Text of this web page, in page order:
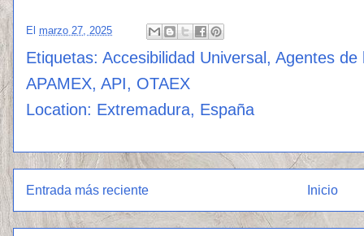
El marzo 27, 2025
Etiquetas: Accesibilidad Universal , Agentes de
APAMEX, API, OTAEX
Location: Extremadura, España
Entrada más reciente Inicio